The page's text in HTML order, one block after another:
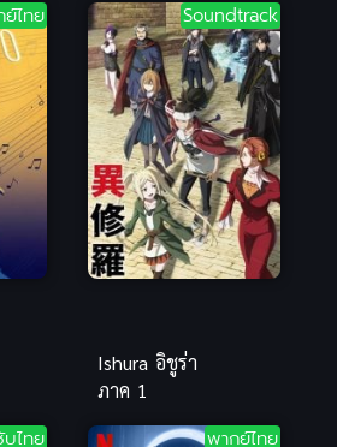
Everyone
Space is
Here! พากย์
ไทย
ไทย Soundtrack
Ishura อิชูร่า
ภาค 1
ไทย พากย์ไทย